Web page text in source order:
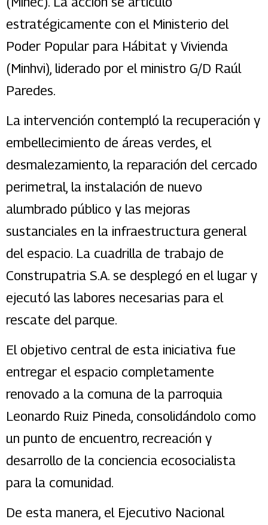
estratégicamente con el Ministerio del
Poder Popular para Hábitat y Vivienda
(Minhvi), liderado por el ministro G/D Raúl
Paredes.
La intervención contempló la recuperación y
embellecimiento de áreas verdes, el
desmalezamiento, la reparación del cercado
perimetral, la instalación de nuevo
alumbrado público y las mejoras
sustanciales en la infraestructura general
del espacio. La cuadrilla de trabajo de
Construpatria S.A. se desplegó en el lugar y
ejecutó las labores necesarias para el
rescate del parque.
El objetivo central de esta iniciativa fue
entregar el espacio completamente
renovado a la comuna de la parroquia
Leonardo Ruiz Pineda, consolidándolo como
un punto de encuentro, recreación y
desarrollo de la conciencia ecosocialista
para la comunidad.
De esta manera, el Ejecutivo Nacional